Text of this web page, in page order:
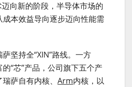
向新的阶段，半导体市场的
本效益导向逐步迈向性能需
坚持全“XIN”路线。一方
“芯”产品，公司旗下五个产
萨自有内核、 Arm内核，以